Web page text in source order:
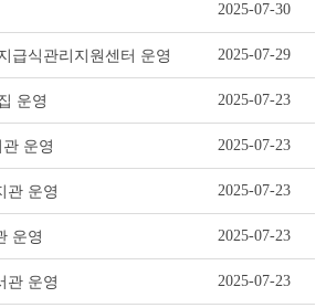
2025-07-30
급식관리지원센터 운영 2025-07-29
운영 2025-07-23
운영 2025-07-23
관 운영 2025-07-23
운영 2025-07-23
관 운영 2025-07-23